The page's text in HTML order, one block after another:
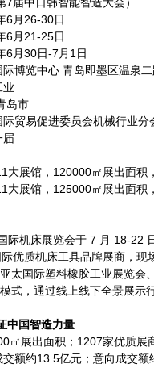
6月26-30日
6月21-25日
6月30日-7月1日
博览中心 青岛即墨区温泉
业
岛市
贸易促进委员会机械行业
届
大展馆，120000㎡展出面
大展馆，125000㎡展出面
机床展览会于 7 月 18-22 日
优质机床工具品牌展商，
太国际塑料橡胶工业展览会
式，通过线上线下全景展示
中国智造力量
㎡展出面积；1207家优质
额约13.5亿元；意向成交额